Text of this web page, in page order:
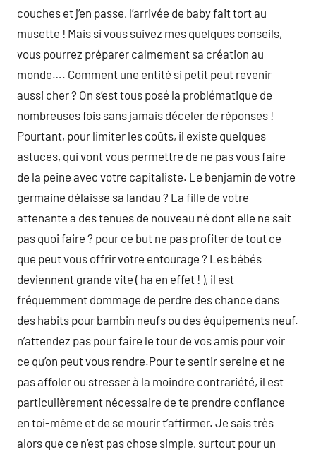
couches et j’en passe, l’arrivée de baby fait tort au
musette ! Mais si vous suivez mes quelques conseils,
vous pourrez préparer calmement sa création au
monde…. Comment une entité si petit peut revenir
aussi cher ? On s’est tous posé la problématique de
nombreuses fois sans jamais déceler de réponses !
Pourtant, pour limiter les coûts, il existe quelques
astuces, qui vont vous permettre de ne pas vous faire
de la peine avec votre capitaliste. Le benjamin de votre
germaine délaisse sa landau ? La fille de votre
attenante a des tenues de nouveau né dont elle ne sait
pas quoi faire ? pour ce but ne pas profiter de tout ce
que peut vous offrir votre entourage ? Les bébés
deviennent grande vite ( ha en effet ! ), il est
fréquemment dommage de perdre des chance dans
des habits pour bambin neufs ou des équipements neuf.
n’attendez pas pour faire le tour de vos amis pour voir
ce qu’on peut vous rendre.Pour te sentir sereine et ne
pas affoler ou stresser à la moindre contrariété, il est
particulièrement nécessaire de te prendre confiance
en toi-même et de se mourir t’affirmer. Je sais très
alors que ce n’est pas chose simple, surtout pour un